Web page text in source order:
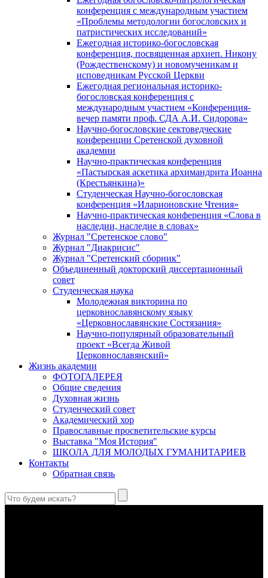
конференция с международным участием
«Проблемы методологии богословских и
патристических исследований»
Ежегодная историко-богословская
конференция, посвященная архиеп. Никону
(Рождественскому) и новомученикам и
исповедникам Русской Церкви
Ежегодная региональная историко-
богословская конференция с
международным участием «Конференция-
вечер памяти проф. СДА А.И. Сидорова»
Научно-богословские сектоведческие
конференции Сретенской духовной
академии
Научно-практическая конференция
«Пастырская аскетика архимандрита Иоанна
(Крестьянкина)»
Студенческая Научно-богословская
конференция «Иларионовские Чтения»
Научно-практическая конференция «Cлова в
наследии, наследие в словах»
Журнал "Сретенское слово"
Журнал "Диакрисис"
Журнал "Сретенский сборник"
Объединенный докторский диссертационный
совет
Студенческая наука
Молодежная викторина по
церковнославянскому языку
«Церковнославянские Состязания»
Научно-популярный образовательный
проект «Всегда Живой
Церковнославянский»
Жизнь академии
ФОТОГАЛЕРЕЯ
Общие сведения
Духовная жизнь
Студенческий совет
Академический хор
Православные просветительские курсы
Выставка "Моя История"
ШКОЛА ДЛЯ МОЛОДЫХ ГУМАНИТАРИЕВ
Контакты
Обратная связь